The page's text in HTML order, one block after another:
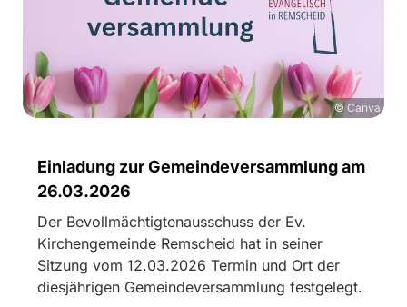
© Canva
Einladung zur Gemeindeversammlung am
26.03.2026
Der Bevollmächtigtenausschuss der Ev.
Kirchengemeinde Remscheid hat in seiner
Sitzung vom 12.03.2026 Termin und Ort der
diesjährigen Gemeindeversammlung festgelegt.